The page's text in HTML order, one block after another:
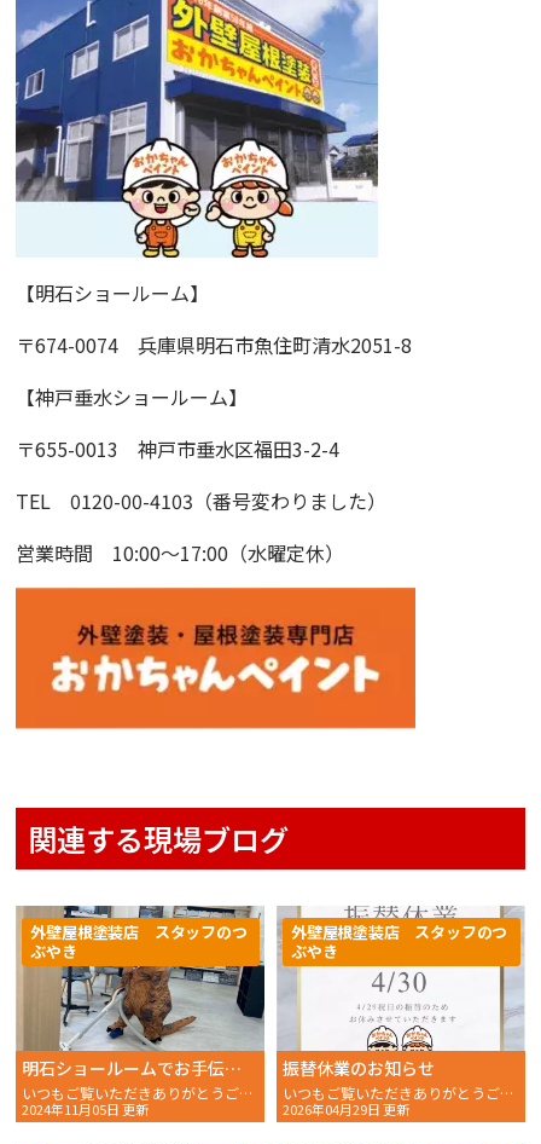
【明石ショールーム】
〒674-0074 兵庫県明石市魚住町清水2051-8
【神戸垂水ショールーム】
〒655-0013 神戸市垂水区福田3-2-4
TEL 0120-00-4103（番号変わりました）
営業時間 10:00〜17:00（水曜定休）
関連する現場ブログ
明石ショールームでお手伝い！外壁塗装、周年イベント開催中
いつもご覧いただきありがとうございます。 おかちゃんペイン
2024年11月05日 更新
外壁屋根塗装店 スタッフのつ
ぶやき
振替休業のお知らせ
いつもご覧いただきありがとうございます。 明日4月30日は、4月29日（……
2026年04月29日 更新
外壁屋根塗装店 スタッフのつ
ぶやき